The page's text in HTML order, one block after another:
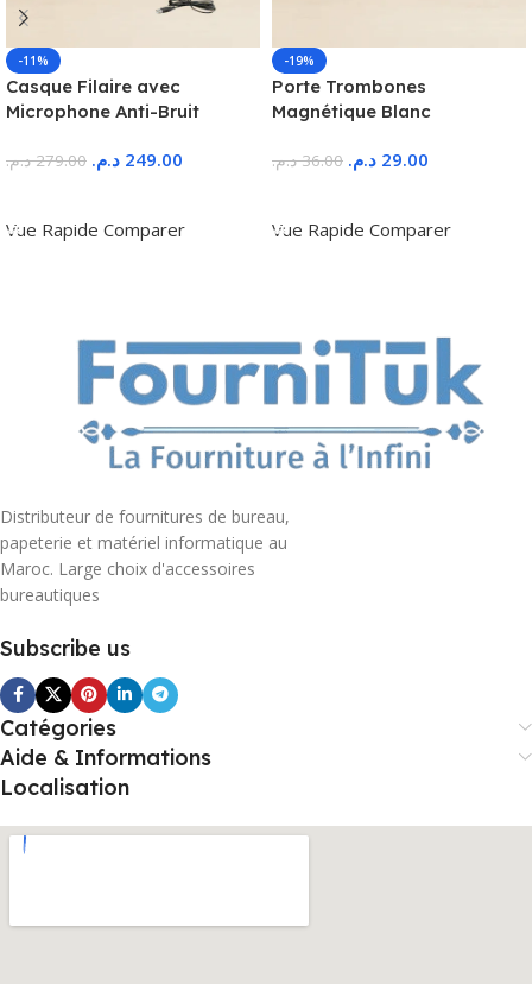
-11%
Casque Filaire avec
Microphone Anti-Bruit
279.00 د.م. 249.00 د.م.
Vue Rapide Comparer
-19%
Porte Trombones
Magnétique Blanc
36.00 د.م. 29.00 د.م.
Vue Rapide Comparer
Distributeur de fournitures de bureau,
papeterie et matériel informatique au
Maroc. Large choix d'accessoires
bureautiques
Subscribe us
Catégories
Aide & Informations
Localisation